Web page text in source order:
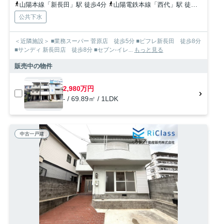
山陽本線「新長田」駅 徒歩4分
山陽電鉄本線「西代」駅 徒歩7分
公共下水
＜近隣施設＞ ■業務スーパー 菅原店 徒歩5分 ■ピフレ新長田 徒歩8分
■サンディ 新長田店 徒歩8分 ■セブン-イレ...
もっと見る
販売中の物件
2,980万円
- / 69.89㎡ / 1LDK
中古一戸建